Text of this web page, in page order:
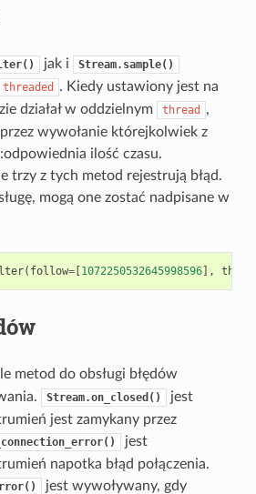
jak i Stream.sample()
threaded . Kiedy ustawiony jest na
działał w oddzielnym thread
,
wywołanie którejkolwiek z
ilość czasu.
trzy z tych metod rejestrują błąd.
mogą one zostać nadpisane w
( follow=[1072250532645998596],
metod do obsługi błędów
Stream.on_closed()
jest
jest zamykany przez
jest
napotka błąd połączenia.
jest wywoływany, gdy